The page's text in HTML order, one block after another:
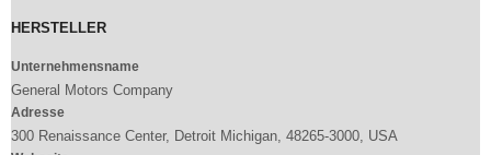
HERSTELLER
Unternehmensname
General Motors Company
Adresse
300 Renaissance Center, Detroit Michigan, 48265-3000, USA